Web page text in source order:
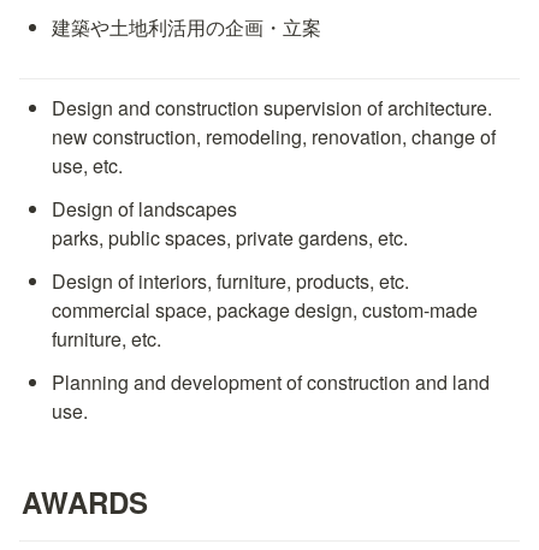
建築や土地利活用の企画・立案
Design and construction supervision of architecture.
new construction, remodeling, renovation, change of
use, etc.
Design of landscapes
parks, public spaces, private gardens, etc.
Design of interiors, furniture, products, etc.
commercial space, package design, custom-made
furniture, etc.
Planning and development of construction and land
use.
AWARDS